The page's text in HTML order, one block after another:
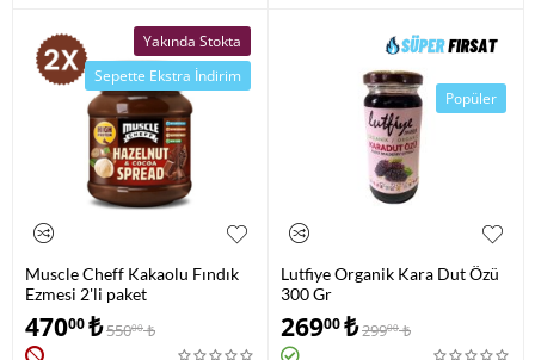
Yakında Stokta
Sepette Ekstra İndirim
Muscle Cheff Kakaolu Fındık
Ezmesi 2'li paket
47000₺55000 ₺
Popüler
Lutfiye Organik Kara Dut Özü
300 Gr
26900₺29900 ₺